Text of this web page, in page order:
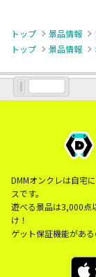
トップ 景品情報
トップ
景品情報
DMMオンクレは自宅
スです。
遊べる景品は3,000点
け！
ゲット保証機能があ